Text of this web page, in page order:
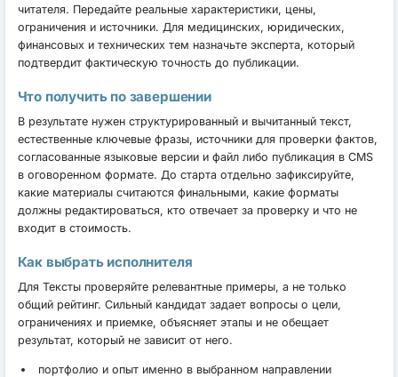
читателя. Передайте реальные характеристики, цены,
ограничения и источники. Для медицинских, юридических,
финансовых и технических тем назначьте эксперта, который
подтвердит фактическую точность до публикации.
Что получить по завершении
В результате нужен структурированный и вычитанный текст,
естественные ключевые фразы, источники для проверки фактов,
согласованные языковые версии и файл либо публикация в CMS
в оговоренном формате. До старта отдельно зафиксируйте,
какие материалы считаются финальными, какие форматы
должны редактироваться, кто отвечает за проверку и что не
входит в стоимость.
Как выбрать исполнителя
Для Тексты проверяйте релевантные примеры, а не только
общий рейтинг. Сильный кандидат задает вопросы о цели,
ограничениях и приемке, объясняет этапы и не обещает
результат, который не зависит от него.
портфолио и опыт именно в выбранном направлении